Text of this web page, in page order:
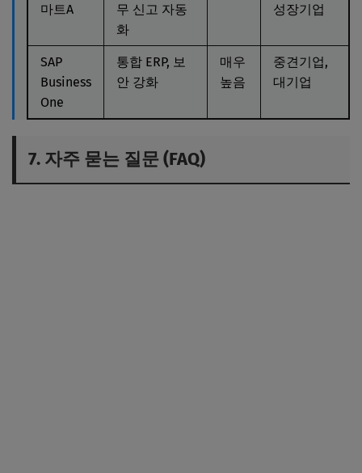
마트A
무 신고 자동
화
성장기업
SAP
Business
One
통합 ERP, 보
안 강화
매우
높음
중견기업,
대기업
7. 자주 묻는 질문 (FAQ)